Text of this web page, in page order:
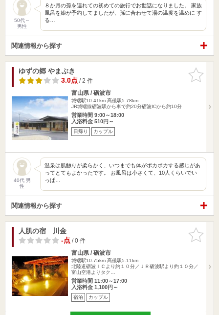
50代～
男性
８か月の孫を連れての初めての旅行でお世話になりました。 家族
風呂を娘が予約してましたが、孫に合わせて湯の温度を温めに す
る…
関連情報から探す
お気に入
りに追加
ゆずの郷 やまぶき
3.0点/ 2 件
富山県 / 砺波市
城端駅10.41km 高儀駅5.78km
JR城端線砺波駅から車で約20分砺波ICから約10分
営業時間 9:00～18:00
入浴料金 510円～
日帰り カップル
40代 男
性
温泉は肌触りが柔らかく、いつまでも体がポカポカする感じがあ
ってとてもよかったです。 お風呂は小さくて、10人くらいでい
っぱ…
関連情報から探す
お気に入
りに追加
人肌の宿 川金
-点/ 0 件
富山県 / 砺波市
城端駅10.75km 高儀駅5.11km
北陸道砺波ＩＣより約１０分／ＪＲ砺波駅より約１０分／
富山空港よりタク…
営業時間 11:00～17:00
入浴料金 1,100円～
宿泊 カップル